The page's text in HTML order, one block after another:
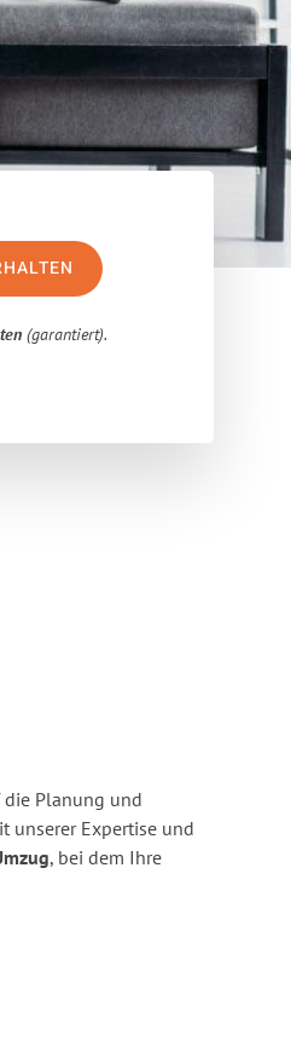
(garantiert).
die Planung und
unserer Expertise und
, bei dem Ihre